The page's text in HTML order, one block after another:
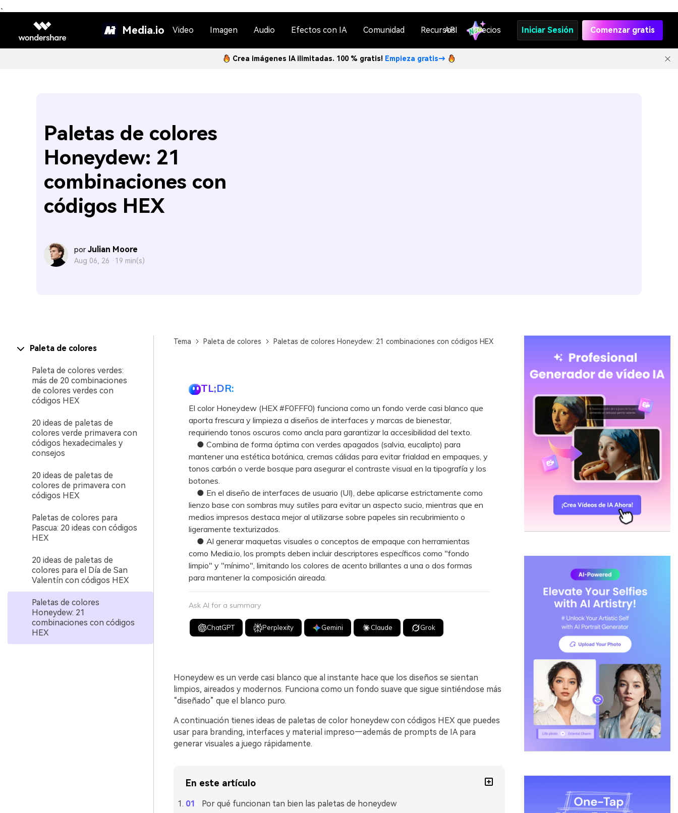
、
Media.io Video Imagen Audio Efectos con IA Comunidad Recursos
API Precios Iniciar Sesión Comenzar gratis
Crea imágenes IA ilimitadas. 100 % gratis! Empieza gratis→
Paletas de colores
Honeydew: 21
combinaciones con
códigos HEX
por Julian Moore
Aug 06, 26 · 19 min(s)
Paleta de colores
Paleta de colores verdes:
más de 20 combinaciones
de colores verdes con
códigos HEX
20 ideas de paletas de
colores verde primavera con
códigos hexadecimales y
consejos
20 ideas de paletas de
colores de primavera con
códigos HEX
Paletas de colores para
Pascua: 20 ideas con códigos
HEX
20 ideas de paletas de
colores para el Día de San
Valentín con códigos HEX
Paletas de colores
Honeydew: 21
combinaciones con códigos
HEX
Tema Paleta de colores Paletas de colores Honeydew: 21 combinaciones con códigos HEX
TL;DR:
El color Honeydew (HEX #F0FFF0) funciona como un fondo verde casi blanco que
aporta frescura y limpieza a diseños de interfaces y marcas de bienestar,
requiriendo tonos oscuros como ancla para garantizar la accesibilidad del texto.
● Combina de forma óptima con verdes apagados (salvia, eucalipto) para
mantener una estética botánica, cremas cálidas para evitar frialdad en empaques, y
tonos carbón o verde bosque para asegurar el contraste visual en la tipografía y los
botones.
● En el diseño de interfaces de usuario (UI), debe aplicarse estrictamente como
lienzo base con sombras muy sutiles para evitar un aspecto sucio, mientras que en
medios impresos destaca mejor al utilizarse sobre papeles sin recubrimiento o
ligeramente texturizados.
● Al generar maquetas visuales o conceptos de empaque con herramientas
como Media.io, los prompts deben incluir descriptores específicos como "fondo
limpio" y "mínimo", limitando los colores de acento brillantes a una o dos formas
para mantener la composición aireada.
Ask AI for a summary
ChatGPT Perplexity Gemini Claude Grok
Honeydew es un verde casi blanco que al instante hace que los diseños se sientan
limpios, aireados y modernos. Funciona como un fondo suave que sigue sintiéndose más
“diseñado” que el blanco puro.
A continuación tienes ideas de paletas de color honeydew con códigos HEX que puedes
usar para branding, interfaces y material impreso—además de prompts de IA para
generar visuales a juego rápidamente.
En este artículo
Por qué funcionan tan bien las paletas de honeydew